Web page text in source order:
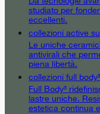
studiato per
eccellenti.
collezioni active
Le uniche
antivirali che
piena libertà.
collezioni full body³
Full Body³
lastre uniche.
estetica continua